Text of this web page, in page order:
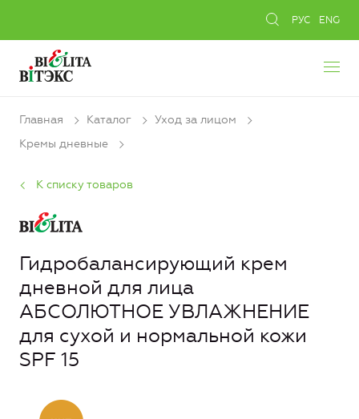
РУС ENG
Главная Каталог
Уход за лицом
Кремы дневные
К списку товаров
Гидробалансирующий крем
дневной для лица
АБСОЛЮТНОЕ УВЛАЖНЕНИЕ
для сухой и нормальной кожи
SPF 15